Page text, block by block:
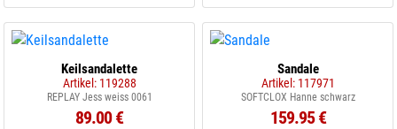
Keilsandalette
Artikel: 119288
REPLAY Jess weiss 0061
89.00 €
Sandale
Artikel: 117971
SOFTCLOX Hanne schwarz
159.95 €